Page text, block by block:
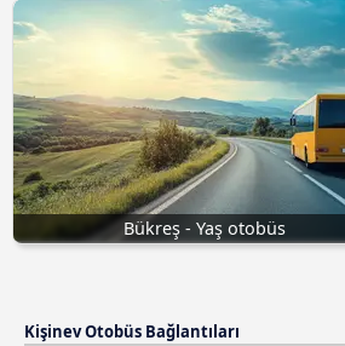
Bükreş - Yaş otobüs
Kişinev Otobüs Bağlantıları